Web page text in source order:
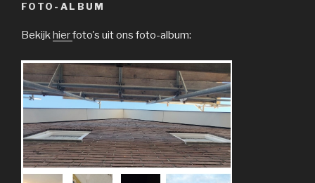
FOTO-ALBUM
Bekijkhierfoto's uit ons foto-album: